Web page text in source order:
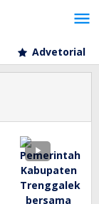
Advetorial